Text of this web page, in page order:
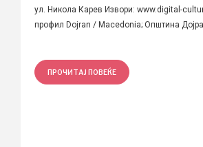
ул. Никола Карев Извори: www.digital-
профил Dojran / Macedonia; Општина
ПРОЧИТАЈ ПОВЕЌЕ